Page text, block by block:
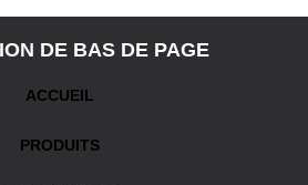
DE BAS DE PAGE
ACCUEIL
PRODUITS